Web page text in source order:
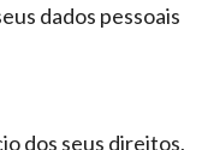
dados pessoais
dos seus direitos,